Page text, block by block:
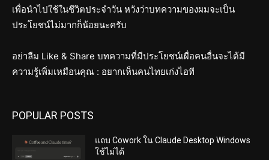
เพื่อนำไปใช้ในชีวิตประจำวัน หวังว่าบทความของผมจะเป็น
ประโยชน์ไม่มากก็น้อยนะครับ
อย่าลืม Like & Share บทความที่มีประโยชน์เผื่อคนอื่นจะได้มี
ความรู้เพิ่มเหมือนคุณ : อยากเห็นคนไทยเก่งไอที
POPULAR POSTS
แถบ Cowork ใน Claude Desktop Windows
ใช้ไม่ได้